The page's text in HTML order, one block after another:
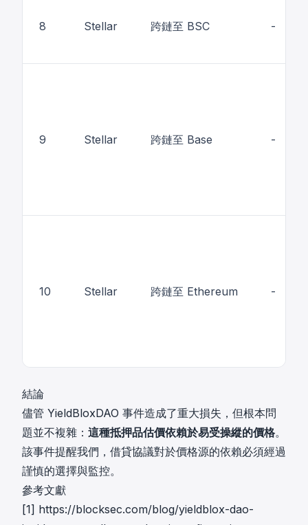
8 Stellar 跨鏈至 BSC -
9 Stellar 跨鏈至 Base -
10 Stellar 跨鏈至 Ethereum -
結論
儘管 YieldBloxDAO 事件造成了重大損失，但根本問
題並不複雜： 這種抵押品估價依賴於易受操縱的價格。
該事件提醒我們，借貸協議對於價格源的依賴必須經過
謹慎的選擇與監控。
參考文獻
[1] https://blocksec.com/blog/yieldblox-dao-